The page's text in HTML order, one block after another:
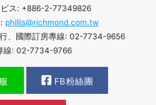
ビス: +886-2-77349826
phillis@richmond.com.tw
、國際訂房專線: 02-7734-9656
線: 02-7734-9766
FB粉絲團